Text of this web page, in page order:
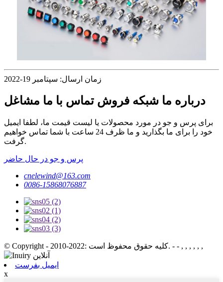
زمان ارسال: سپتامبر 19-2022
درباره ما شبکه فروش تماس با ما مشاغل
برای پرس و جو در مورد محصولات یا لیست قیمت ما، لطفا ایمیل
خود را برای ما بگذارید و ما ظرف 24 ساعت با شما تماس خواهیم
گرفت.
پرس و جو در حال حاضر
cnelewind@163.com
0086-15868076887
© Copyright - 2010-2022: کلیه حقوق محفوظ است. - - , , , , , ,
ایمیل بفرست
x